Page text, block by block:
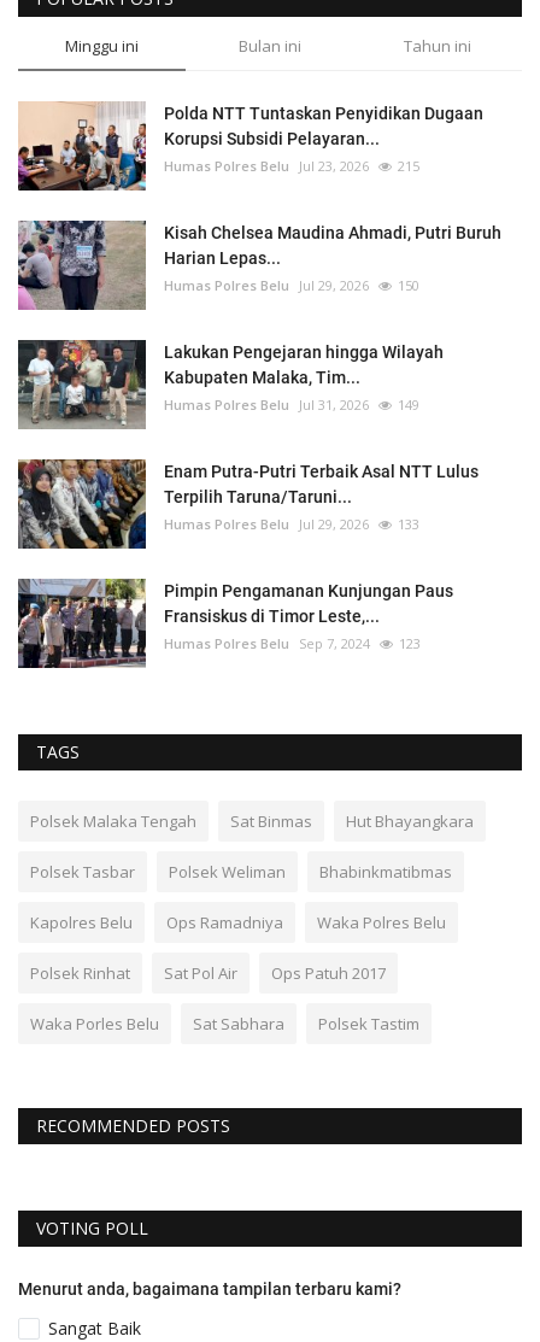
Minggu ini Bulan ini Tahun ini
Polda NTT Tuntaskan Penyidikan Dugaan
Korupsi Subsidi Pelayaran...
Humas Polres Belu Jul 23, 2026 215
Kisah Chelsea Maudina Ahmadi, Putri Buruh
Harian Lepas...
Humas Polres Belu Jul 29, 2026 150
Lakukan Pengejaran hingga Wilayah
Kabupaten Malaka, Tim...
Humas Polres Belu Jul 31, 2026 149
Enam Putra-Putri Terbaik Asal NTT Lulus
Terpilih Taruna/Taruni...
Humas Polres Belu Jul 29, 2026 133
Pimpin Pengamanan Kunjungan Paus
Fransiskus di Timor Leste,...
Humas Polres Belu Sep 7, 2024 123
TAGS
Polsek Malaka Tengah Sat Binmas Hut Bhayangkara
Polsek Tasbar Polsek Weliman Bhabinkmatibmas
Kapolres Belu Ops Ramadniya Waka Polres Belu
Polsek Rinhat Sat Pol Air Ops Patuh 2017
Waka Porles Belu Sat Sabhara Polsek Tastim
RECOMMENDED POSTS
VOTING POLL
Menurut anda, bagaimana tampilan terbaru kami?
Sangat Baik